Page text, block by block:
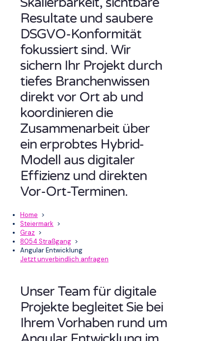
Resultate und saubere
DSGVO-Konformität
fokussiert sind. Wir
sichern Ihr Projekt durch
tiefes Branchenwissen
direkt vor Ort ab und
koordinieren die
Zusammenarbeit über
ein erprobtes Hybrid-
Modell aus digitaler
Effizienz und direkten
Vor-Ort-Terminen.
Home >
Steiermark >
Graz >
8054 Straßgang >
Angular Entwicklung
Jetzt unverbindlich anfragen
Unser Team für digitale
Projekte begleitet Sie bei
Ihrem Vorhaben rund um